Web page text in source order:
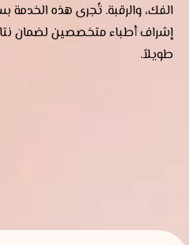
الفك، والرقبة. تُجرى هذه الخدمة
إشراف أطباء متخصصين لضمان
طويلاً.